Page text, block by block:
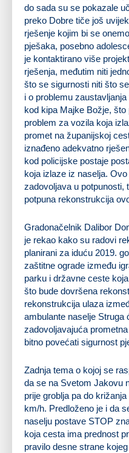
do sada su se pokazale
preko Dobre tiče još
rješenje kojim bi se
pješaka, posebno
je kontaktirano više
rješenja, međutim niti
što se sigurnosti niti što
i o problemu
kod kipa Majke Božje,
problem za vozila koja
promet na županijskoj
iznađeno adekvatno
kod policijske postaje
koja izlaze iz naselja.
zadovoljava u potpunosti,
potpuna rekonstrukcija
Gradonačelnik Dalibor
je rekao kako su radovi
planirani za iduću 2019.
zaštitne ograde između
parku i državne ceste
što bude dovršena
rekonstrukcija ulaza
ambulante naselje Struga
zadovoljavajuća
bitno povećati sigurnost
Zadnja tema o kojoj se
da se na Svetom Jakovu
prije groblja pa do
km/h. Predloženo je i da
naselju postave STOP
koja cesta ima prednost
pravilo desne strane